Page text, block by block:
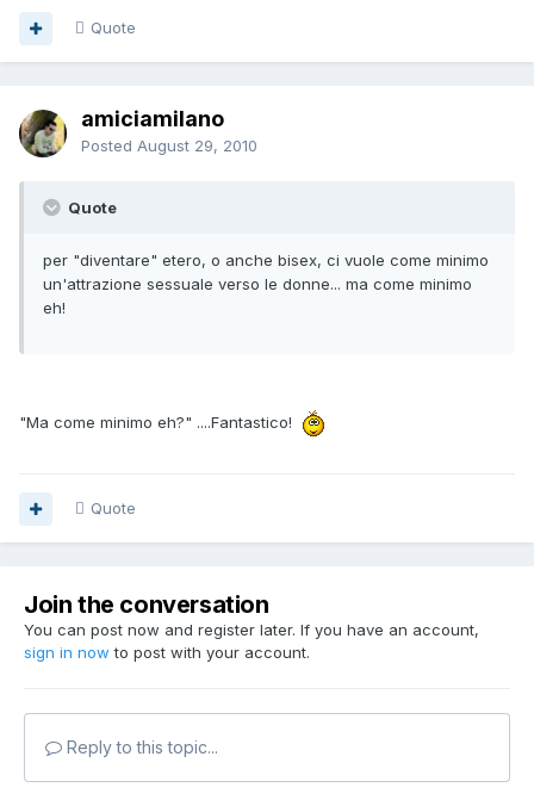
Quote
amiciamilano
Posted August 29, 2010
Quote
per "diventare" etero, o anche bisex, ci vuole come minimo
un'attrazione sessuale verso le donne... ma come minimo
eh!
"Ma come minimo eh?" ....Fantastico!
Quote
Join the conversation
You can post now and register later. If you have an account,
sign in now to post with your account.
Reply to this topic...